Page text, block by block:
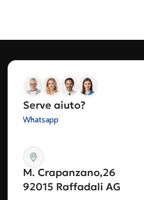
Serve aiuto?
Whatsapp
M. Crapanzano,26
92015 Raffadali AG